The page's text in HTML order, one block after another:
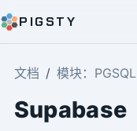
PIGSTY
文档 模块：PGSQL
Supabase